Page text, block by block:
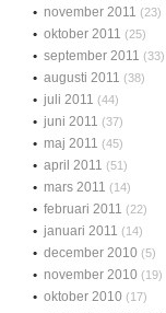
november 2011 (23)
oktober 2011 (25)
september 2011 (33)
augusti 2011 (38)
juli 2011 (44)
juni 2011 (37)
maj 2011 (45)
april 2011 (51)
mars 2011 (14)
februari 2011 (22)
januari 2011 (14)
december 2010 (5)
november 2010 (19)
oktober 2010 (17)